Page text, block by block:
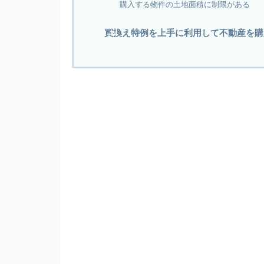
購入する物件の土地面積に制限がある
買換え特例を上手に利用して不動産を